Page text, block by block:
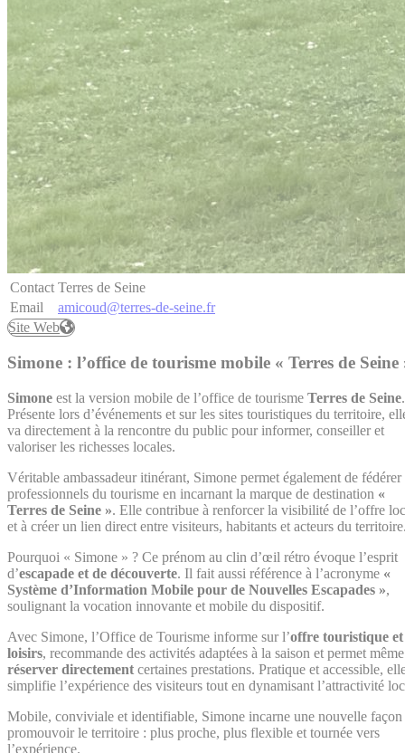
Contact Terres de Seine
Email
amicoud@terres-de-seine.fr
Site Web
Site Web
Simone : l’office de tourisme mobile « Terres de Seine
Simone est la version mobile de l’office de tourisme Terres de Seine.
Présente lors d’événements et sur les sites touristiques du territoire,
va directement à la rencontre du public pour informer, conseiller et
valoriser les richesses locales.
Véritable ambassadeur itinérant, Simone permet également de fédérer
professionnels du tourisme en incarnant la marque de destination «
Terres de Seine ». Elle contribue à renforcer la visibilité de l’offre
et à créer un lien direct entre visiteurs, habitants et acteurs du
Pourquoi « Simone » ? Ce prénom au clin d’œil rétro évoque l’esprit
d’escapade et de découverte. Il fait aussi référence à l’acronyme «
Système d’Information Mobile pour de Nouvelles Escapades »,
soulignant la vocation innovante et mobile du dispositif.
Avec Simone, l’Office de Tourisme informe sur l’offre touristique et
loisirs, recommande des activités adaptées à la saison et permet
réserver directement certaines prestations. Pratique et accessible,
simplifie l’expérience des visiteurs tout en dynamisant l’attractivité
Mobile, conviviale et identifiable, Simone incarne une nouvelle façon
promouvoir le territoire : plus proche, plus flexible et tournée vers
l’expérience.